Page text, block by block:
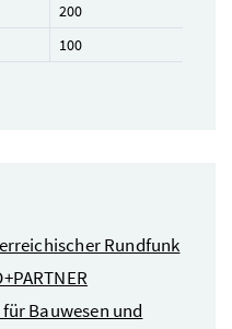
200
100
Rundfunk
Bauwesen und